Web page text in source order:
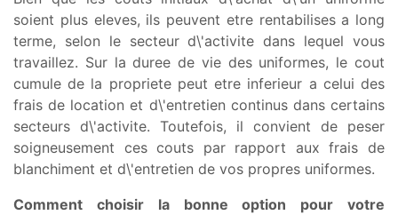
soient plus eleves, ils peuvent etre rentabilises a long
terme, selon le secteur d\'activite dans lequel vous
travaillez. Sur la duree de vie des uniformes, le cout
cumule de la propriete peut etre inferieur a celui des
frais de location et d\'entretien continus dans certains
secteurs d\'activite. Toutefois, il convient de peser
soigneusement ces couts par rapport aux frais de
blanchiment et d\'entretien de vos propres uniformes.
Comment choisir la bonne option pour votre